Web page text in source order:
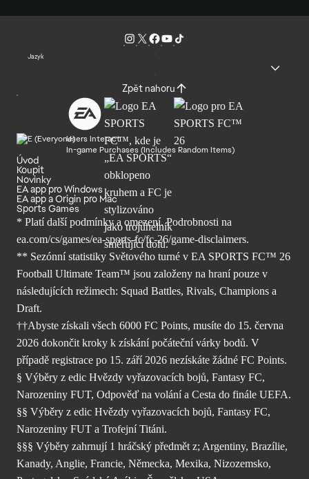
Jazyk
Zpět nahoru
Users Interact
In-game Purchases (Includes Random Items)
Úvod
Koupit
Novinky
EA app pro Windows
EA app a Origin pro Mac
Sports Games
* Platí další podmínky a omezení. Podrobnosti na
ea.com/cs/games/ea-sports-fc/fc-26/game-disclaimers.
** Sezónní statistiky Světového turné v EA SPORTS FC™ 26
Football Ultimate Team™ jsou založeny na hraní pouze v
následujících režimech: Squad Battles, Rivals, Champions a
Draft.
††Abyste získali všech 6000 FC Points, musíte do 15. června
2026 dokončit kroky k získání počáteční várky bodů. V
případě registrace po 15. září 2026 nezískáte žádné FC Points.
§ Výběry z edic Hvězdy vyřazovacích bojů, Fantasy FC,
Narozeniny FUT, Odpověď na volání a Cesta do finále UEFA.
§§ Výběry z edic Hvězdy vyřazovacích bojů, Fantasy FC,
Narozeniny FUT a Trofejní Titáni.
§§§ Výběry zahrnují 1 hráčský předmět z; Argentiny, Brazílie,
Kanady, Anglie, Francie, Německa, Mexika, Nizozemsko,